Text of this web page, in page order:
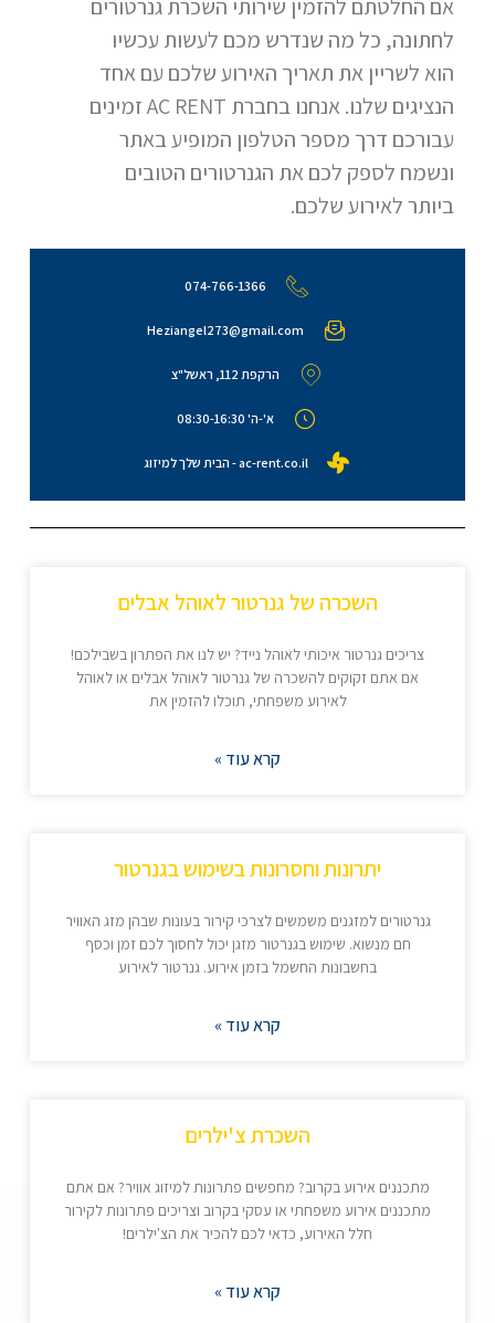
אם החלטתם להזמין שירותי השכרת גנרטורים
לחתונה, כל מה שנדרש מכם לעשות עכשיו
הוא לשריין את תאריך האירוע שלכם עם אחד
הנציגים שלנו. אנחנו בחברת AC RENT זמינים
עבורכם דרך מספר הטלפון המופיע באתר
ונשמח לספק לכם את הגנרטורים הטובים
ביותר לאירוע שלכם.
074-766-1366
Heziangel273@gmail.com
הרקפת 112, ראשל"צ
א'-ה' 08:30-16:30
ac-rent.co.il - הבית שלך למיזוג
השכרה של גנרטור לאוהל אבלים
צריכים גנרטור איכותי לאוהל נייד? יש לנו את הפתרון בשבילכם!
אם אתם זקוקים להשכרה של גנרטור לאוהל אבלים או לאוהל
לאירוע משפחתי, תוכלו להזמין את
קרא עוד »
יתרונות וחסרונות בשימוש בגנרטור
גנרטורים למזגנים משמשים לצרכי קירור בעונות שבהן מזג האוויר
חם מנשוא. שימוש בגנרטור מזגן יכול לחסוך לכם זמן וכסף
בחשבונות החשמל בזמן אירוע. גנרטור לאירוע
קרא עוד »
השכרת צ'ילרים
מתכננים אירוע בקרוב? מחפשים פתרונות למיזוג אוויר? אם אתם
מתכננים אירוע משפחתי או עסקי בקרוב וצריכים פתרונות לקירור
חלל האירוע, כדאי לכם להכיר את הצ'ילרים!
קרא עוד »